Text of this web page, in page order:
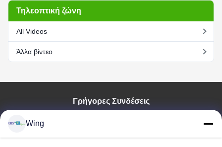
Τηλεοπτική ζώνη
All Videos
Άλλα βίντεο
Γρήγορες Συνδέσεις
Wing